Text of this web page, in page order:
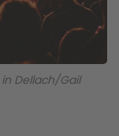
Dellach/Gail